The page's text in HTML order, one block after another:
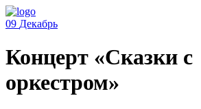
09 Декабрь
Концерт «Сказки с
оркестром»